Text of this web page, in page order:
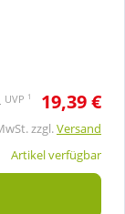
UVP 1 19,39 €
zzgl.Versand
Artikel verfügbar